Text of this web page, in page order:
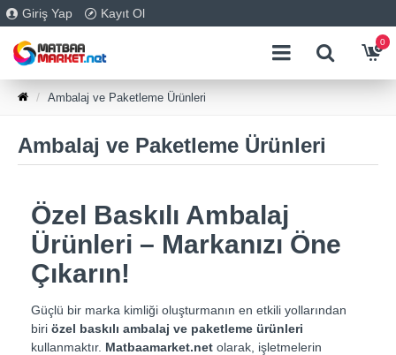
Giriş Yap Kayıt Ol
0
Ambalaj ve Paketleme Ürünleri
Ambalaj ve Paketleme Ürünleri
Özel Baskılı Ambalaj
Ürünleri – Markanızı Öne
Çıkarın!
Güçlü bir marka kimliği oluşturmanın en etkili yollarından
biri özel baskılı ambalaj ve paketleme ürünleri
kullanmaktır. Matbaamarket.net olarak, işletmelerin